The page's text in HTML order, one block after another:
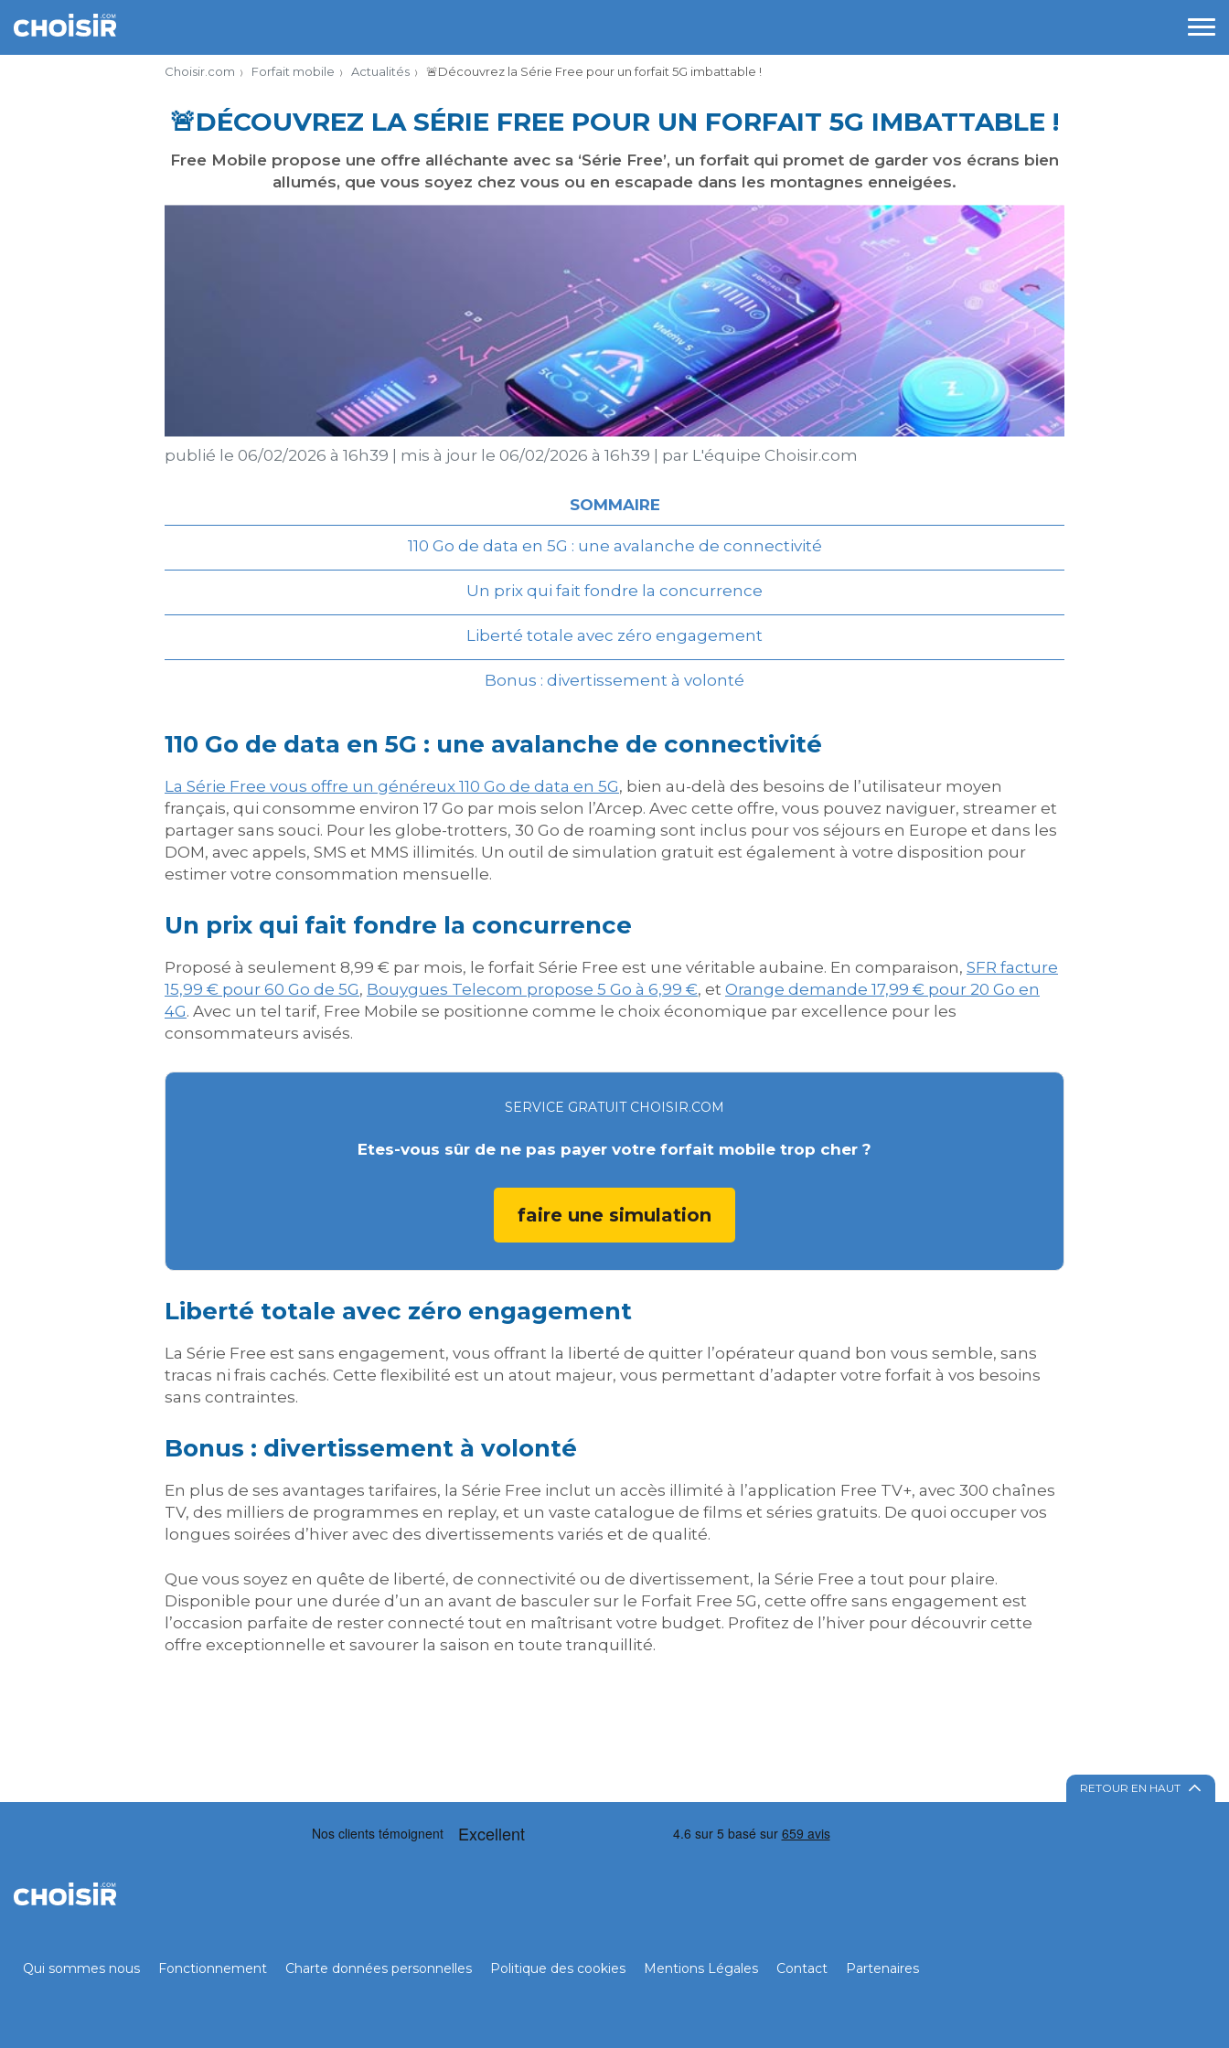
Choisir.com Forfait mobile Actualités 🚨​Découvrez la Série Free pour un forfait 5G imbattable !
🚨​DÉCOUVREZ LA SÉRIE FREE POUR UN FORFAIT 5G IMBATTABLE !
Free Mobile propose une offre alléchante avec sa ‘Série Free’, un forfait qui promet de garder vos écrans bien
allumés, que vous soyez chez vous ou en escapade dans les montagnes enneigées.
publié le 06/02/2026 à 16h39 mis à jour le 06/02/2026 à 16h39 par L'équipe Choisir.com
SOMMAIRE
110 Go de data en 5G : une avalanche de connectivité
Un prix qui fait fondre la concurrence
Liberté totale avec zéro engagement
Bonus : divertissement à volonté
110 Go de data en 5G : une avalanche de connectivité
La Série Free vous offre un généreux 110 Go de data en 5G, bien au-delà des besoins de l’utilisateur moyen
français, qui consomme environ 17 Go par mois selon l’Arcep. Avec cette offre, vous pouvez naviguer, streamer et
partager sans souci. Pour les globe-trotters, 30 Go de roaming sont inclus pour vos séjours en Europe et dans les
DOM, avec appels, SMS et MMS illimités. Un outil de simulation gratuit est également à votre disposition pour
estimer votre consommation mensuelle.
Un prix qui fait fondre la concurrence
Proposé à seulement 8,99 € par mois, le forfait Série Free est une véritable aubaine. En comparaison, SFR facture
15,99 € pour 60 Go de 5G, Bouygues Telecom propose 5 Go à 6,99 €, et Orange demande 17,99 € pour 20 Go en
4G. Avec un tel tarif, Free Mobile se positionne comme le choix économique par excellence pour les
consommateurs avisés.
SERVICE GRATUIT CHOISIR.COM
Etes-vous sûr de ne pas payer votre forfait mobile trop cher ?
faire une simulation
Liberté totale avec zéro engagement
La Série Free est sans engagement, vous offrant la liberté de quitter l’opérateur quand bon vous semble, sans
tracas ni frais cachés. Cette flexibilité est un atout majeur, vous permettant d’adapter votre forfait à vos besoins
sans contraintes.
Bonus : divertissement à volonté
En plus de ses avantages tarifaires, la Série Free inclut un accès illimité à l’application Free TV+, avec 300 chaînes
TV, des milliers de programmes en replay, et un vaste catalogue de films et séries gratuits. De quoi occuper vos
longues soirées d’hiver avec des divertissements variés et de qualité.
Que vous soyez en quête de liberté, de connectivité ou de divertissement, la Série Free a tout pour plaire.
Disponible pour une durée d’un an avant de basculer sur le Forfait Free 5G, cette offre sans engagement est
l’occasion parfaite de rester connecté tout en maîtrisant votre budget. Profitez de l’hiver pour découvrir cette
offre exceptionnelle et savourer la saison en toute tranquillité.
RETOUR EN HAUT
Qui sommes nous Fonctionnement Charte données personnelles Politique des cookies Mentions Légales Contact Partenaires